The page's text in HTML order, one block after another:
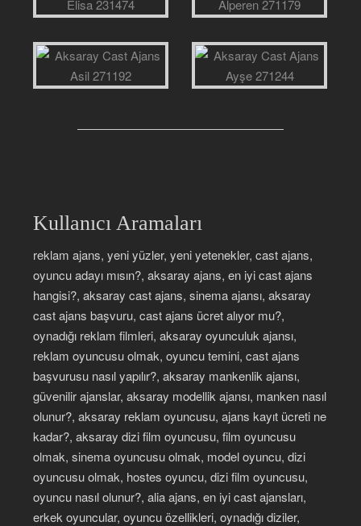
Kullanıcı Aramaları
reklam ajans, yeni yüzler, yeni yetenekler, cast ajans,
oyuncu adayı mısın?, aksaray ajans, en iyi cast ajans
hangisi?, aksaray cast ajans, sinema ajansı, aksaray
cast ajans başvuru, cast ajans ücret alıyor mu?,
oynadığı reklam filmleri, aksaray oyunculuk ajansı,
reklam oyuncusu olmak, oyuncu temini, cast ajans
başvurusu nasıl yapılır?, aksaray mankenlik ajansı,
güvenilir ajanslar, aksaray modellik ajansı, manken nasıl
olunur?, aksaray reklam oyuncusu, ajans kayıt ücreti ne
kadar?, aksaray dizi film oyuncusu, film oyuncusu
olmak, sinema oyuncusu olmak, model oyuncu, dizi
oyuncusu olmak, hostes oyuncu, dizi film oyuncusu,
oyuncu nasıl olunur?, alia ajans, en iyi cast ajansları,
erkek oyuncular, oyuncu özellikleri, oynadığı diziler,